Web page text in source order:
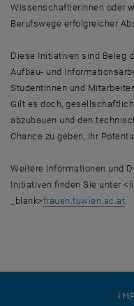
Wissenschaftlerinnen oder
Berufswege erfolgreicher
Diese Initiativen sind Beleg
Aufbau- und
Studentinnen und
Gilt es doch,
abzubauen und den
Chance zu geben, ihr
Weitere Informationen und
Initiativen finden Sie unter
_blank>frauen.tuwien.ac.at